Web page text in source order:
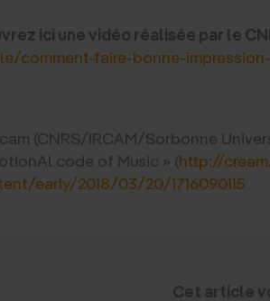
ici une vidéo réalisée par le
comment-faire-bonne-
(CNRS/IRCAM/Sorbonne
code of Music » (http://
early/2018/03/20/1716090115
Cet article